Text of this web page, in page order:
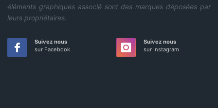
éléments graphiques associé sont des marques déposées par
leurs propriétaires.
Suivez nous
sur Facebook
Suivez nous
sur Instagram